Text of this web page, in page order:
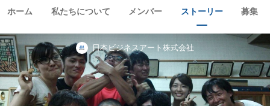
ホーム 私たちについて メンバー ストーリー 募集
日本ビジネスアート株式会社